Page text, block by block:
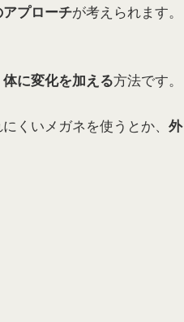
プローチが考えられます。
体に変化を加える方法です。
くいメガネを使うとか、 外